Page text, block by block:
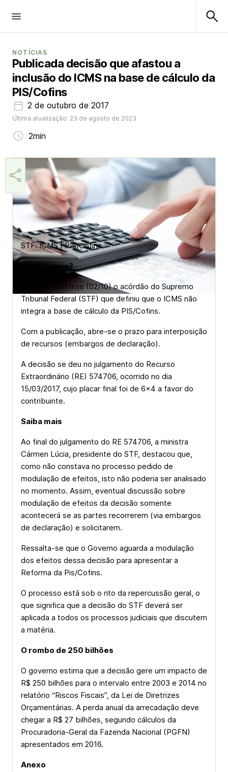
NOTÍCIAS
Publicada decisão que afastou a
inclusão do ICMS na base de cálculo da
PIS/Cofins
2 de outubro de 2017
Última atualização: 23 de agosto de 2023
2min
Aner
STF: ICMS | PIS/Cofins
O que houve?
Foi publicado hoje (02/10) o acórdão do Supremo
Tribunal Federal (STF) que definiu que o ICMS não
integra a base de cálculo da PIS/Cofins.
Com a publicação, abre-se o prazo para interposição
de recursos (embargos de declaração).
A decisão se deu no julgamento do Recurso
Extraordinário (RE) 574706, ocorrido no dia
15/03/2017, cujo placar final foi de 6×4 a favor do
contribuinte.
Saiba mais
Ao final do julgamento do RE 574706, a ministra
Cármen Lúcia, presidente do STF, destacou que,
como não constava no processo pedido de
modulação de efeitos, isto não poderia ser analisado
no momento. Assim, eventual discussão sobre
modulação de efeitos da decisão somente
acontecerá se as partes recorrerem (via embargos
de declaração) e solicitarem.
Ressalta-se que o Governo aguarda a modulação
dos efeitos dessa decisão para apresentar a
Reforma da Pis/Cofins.
O processo está sob o rito da repercussão geral, o
que significa que a decisão do STF deverá ser
aplicada a todos os processos judiciais que discutem
a matéria.
O rombo de 250 bilhões
O governo estima que a decisão gere um impacto de
R$ 250 bilhões para o intervalo entre 2003 e 2014 no
relatório “Riscos Fiscais”, da Lei de Diretrizes
Orçamentárias. A perda anual da arrecadação deve
chegar a R$ 27 bilhões, segundo cálculos da
Procuradoria-Geral da Fazenda Nacional (PGFN)
apresentados em 2016.
Anexo